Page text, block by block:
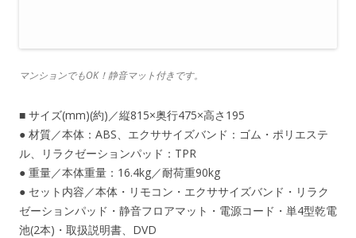
マンションでもOK！静音マット付きです。
■ サイズ(mm)(約)／縦815×奥行475×高さ195
● 材質／本体：ABS、エクササイズバンド：ゴム・ポリエステ
ル、リラクゼーションパッド：TPR
● 重量／本体重量：16.4kg／耐荷重90kg
● セット内容／本体・リモコン・エクササイズバンド・リラク
ゼーションパッド・静音フロアマット・電源コード・単4型乾電
池(2本)・取扱説明書、DVD